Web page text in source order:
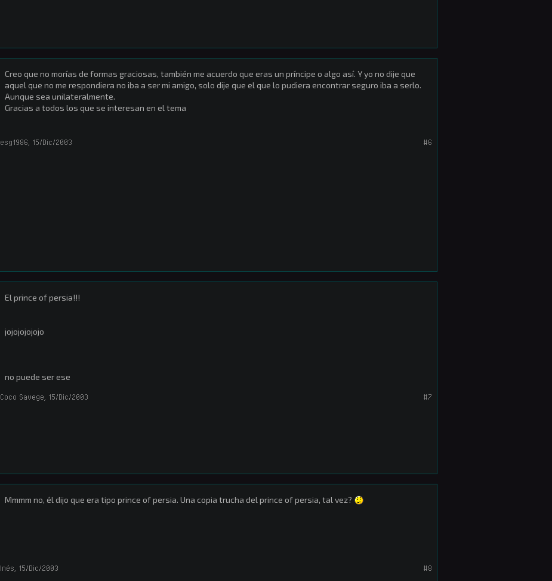
Creo que no morías de formas graciosas, también me acuerdo que eras un príncipe o algo así. Y yo no dije que
aquel que no me respondiera no iba a ser mi amigo, solo dije que el que lo pudiera encontrar seguro iba a serlo.
Aunque sea unilateralmente.
Gracias a todos los que se interesan en el tema
#6
esg1986 15/Dic/2003
El prince of persia!!!
jojojojojojo
no puede ser ese
#7
Coco Savege 15/Dic/2003
Mmmm no, él dijo que era tipo prince of persia. Una copia trucha del prince of persia, tal vez?
#8
Inés, 15/Dic/2003